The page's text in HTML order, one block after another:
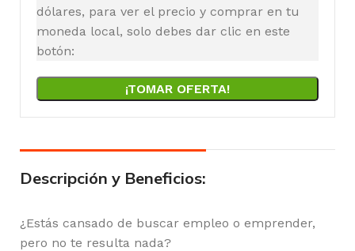
dólares, para ver el precio y comprar en tu
moneda local, solo debes dar clic en este
botón:
¡TOMAR OFERTA!
Descripción y Beneficios:
¿Estás cansado de buscar empleo o emprender,
pero no te resulta nada?